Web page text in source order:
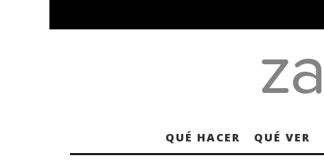
QUÉ HACER QUÉ VER